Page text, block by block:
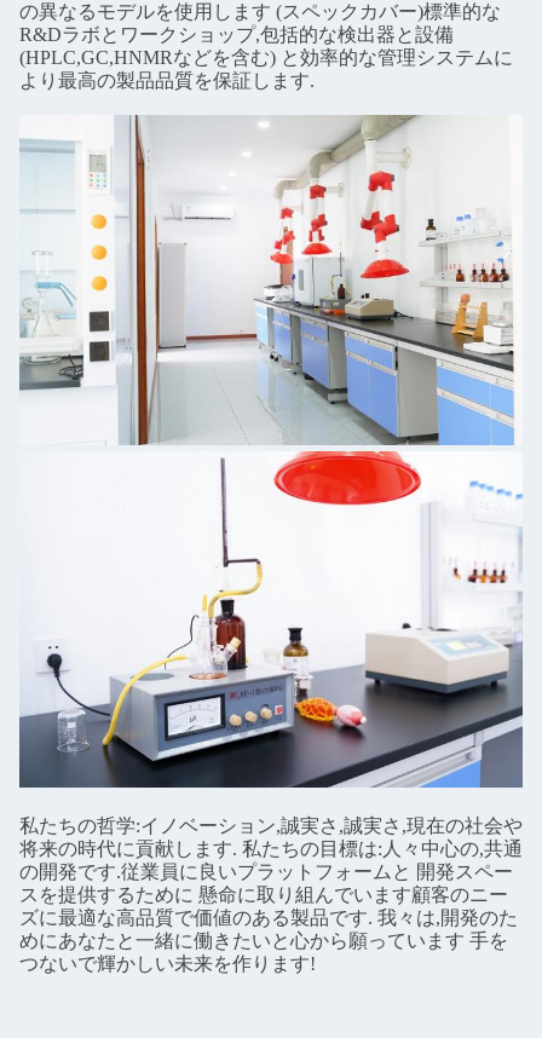
の異なるモデルを使用します (スペックカバー)標準的な
R&Dラボとワークショップ,包括的な検出器と設備
(HPLC,GC,HNMRなどを含む) と効率的な管理システムに
より最高の製品品質を保証します.
私たちの哲学:イノベーション,誠実さ,誠実さ,現在の社会や
将来の時代に貢献します. 私たちの目標は:人々中心の,共通
の開発です.従業員に良いプラットフォームと 開発スペー
スを提供するために 懸命に取り組んでいます顧客のニー
ズに最適な高品質で価値のある製品です. 我々は,開発のた
めにあなたと一緒に働きたいと心から願っています 手を
つないで輝かしい未来を作ります!